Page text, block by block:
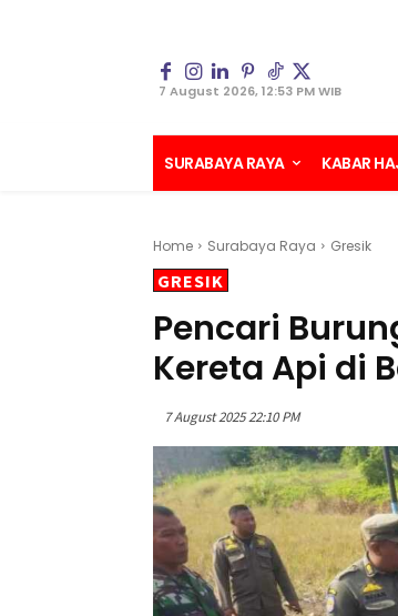
7 August 2026, 12:53 PM WIB
SURABAYA RAYA KABAR
Home Surabaya Raya Gresik
GRESIK
Pencari
Kereta Api di
7 August 2025 22:10 PM